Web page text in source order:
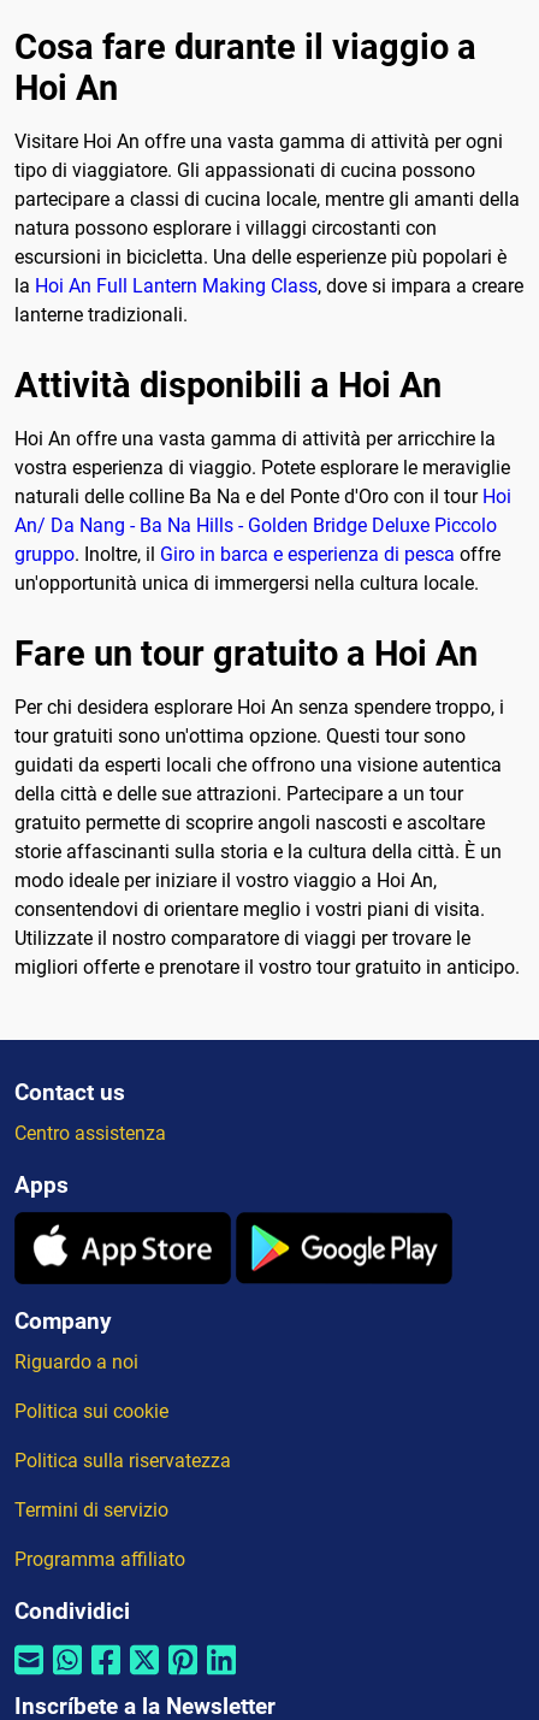
Cosa fare durante il viaggio a
Hoi An
Visitare Hoi An offre una vasta gamma di attività per ogni
tipo di viaggiatore. Gli appassionati di cucina possono
partecipare a classi di cucina locale, mentre gli amanti della
natura possono esplorare i villaggi circostanti con
escursioni in bicicletta. Una delle esperienze più popolari è
la Hoi An Full Lantern Making Class, dove si impara a creare
lanterne tradizionali.
Attività disponibili a Hoi An
Hoi An offre una vasta gamma di attività per arricchire la
vostra esperienza di viaggio. Potete esplorare le meraviglie
naturali delle colline Ba Na e del Ponte d'Oro con il tour Hoi
An/ Da Nang - Ba Na Hills - Golden Bridge Deluxe Piccolo
gruppo. Inoltre, il Giro in barca e esperienza di pesca offre
un'opportunità unica di immergersi nella cultura locale.
Fare un tour gratuito a Hoi An
Per chi desidera esplorare Hoi An senza spendere troppo, i
tour gratuiti sono un'ottima opzione. Questi tour sono
guidati da esperti locali che offrono una visione autentica
della città e delle sue attrazioni. Partecipare a un tour
gratuito permette di scoprire angoli nascosti e ascoltare
storie affascinanti sulla storia e la cultura della città. È un
modo ideale per iniziare il vostro viaggio a Hoi An,
consentendovi di orientare meglio i vostri piani di visita.
Utilizzate il nostro comparatore di viaggi per trovare le
migliori offerte e prenotare il vostro tour gratuito in anticipo.
Contact us
Centro assistenza
Apps
Company
Riguardo a noi
Politica sui cookie
Politica sulla riservatezza
Termini di servizio
Programma affiliato
Condividici
Inscríbete a la Newsletter